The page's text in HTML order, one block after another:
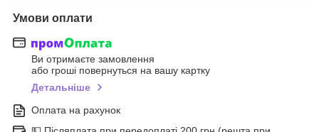
Умови оплати
Ви отримаєте замовлення
або гроші повернуться на вашу картку
Детальніше
Оплата на рахунок